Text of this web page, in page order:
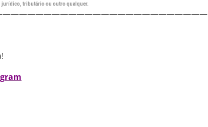
jurídico, tributário ou outro qualquer.